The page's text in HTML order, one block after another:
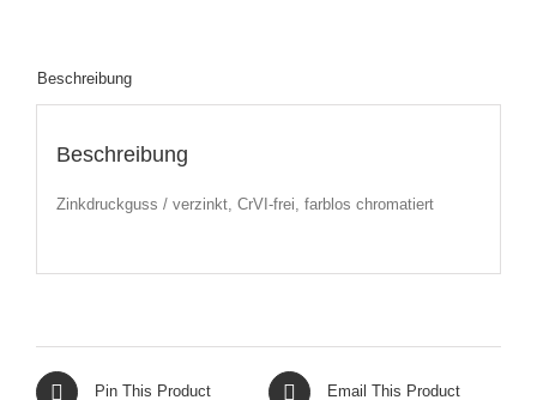
Beschreibung
Beschreibung
Zinkdruckguss / verzinkt, CrVI-frei, farblos chromatiert
Pin This Product Email This Product